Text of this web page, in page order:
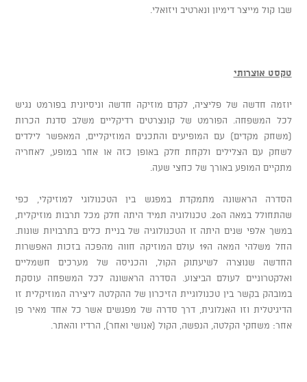
שבו קול מייצר דימיון ונארטיב ויזואלי.
טקסט אוצרותי
יוזמה חדשה של פליציה, לקדם מוזיקה חדשה וניסיונית בפורמט נגיש
לכל המשפחה. הפורמט של קונצרטים רדיקליים משלב סדנת הכרות
(משחק מקדים) עם המופיעים והתכנים המוזיקליים, המאפשר לילדים
לשחק עם הצלילים ולקחת חלק באופן כזה או אחר במופע, לאחריה
מתקיים המופע באורך של כחצי שעה.
הסדרה הראשונה מתמקדת במפגש בין הטכנולוגי למוזיקלי, כפי
שהתחולל במאה ה20. טכנולוגיה תמיד היתה חלק מכל תרבות מוזיקלית,
במשך אלפי שנים היתה זו הטכנולוגיה של בניית כלים בתרבויות שונות.
החל משלהי המאה ה19 עולם המוזיקה חווה מהפכה בזכות האפשרות
החדשה שנוצרה לשיעתוק הקול, והכניסה של מערכים חשמליים
ואלקטרוניים לעולם הביצוע. הסדרה הראשונה לכל המשפחה עוסקת
במובהק בקשר בין טכנולוגיית הזיכרון של ההקלטה ליצירה המוזיקלית זו
הדיגיטלית וזו האנלוגית, דרך סדרה של מפגשים אשר כל אחד מאיר פן
אחר: משחקי הקלטה, הנפשה, הקול (אנושי ואחר), הרדיו והאתר.